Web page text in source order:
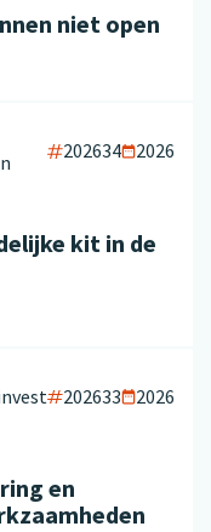
niet open
202634 2026
kit in de
202633 2026
en